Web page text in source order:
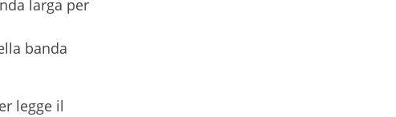
larga per
banda
legge il